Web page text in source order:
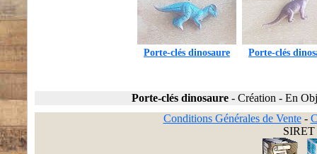
Porte-clés dinosaure Porte-clés
Porte-clés dinosaure - Création - En
Conditions Générales de Vente-
SIRET